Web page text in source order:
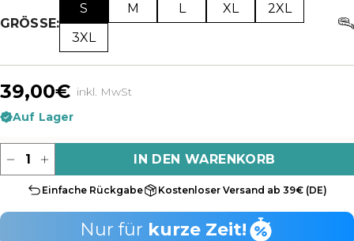
GRÖSSE:
S M L XL
2XL
3XL
39,00€ inkl. MwSt
Auf Lager
IN DEN WARENKORB
Einfache Rückgabe Kostenloser Versand ab 39€ (DE)
Nur für kurze Zeit!